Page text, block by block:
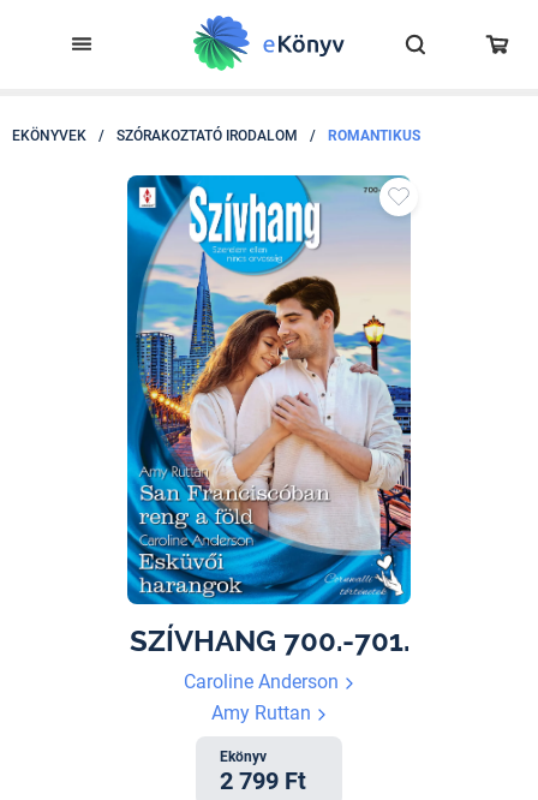
EKÖNYVEK / SZÓRAKOZTATÓ IRODALOM / ROMANTIKUS
SZÍVHANG 700.-701.
Caroline Anderson
Amy Ruttan
Ekönyv
2 799 Ft